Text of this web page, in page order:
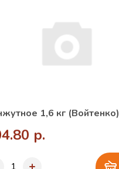
1,6 кг (Войтенко)
р.